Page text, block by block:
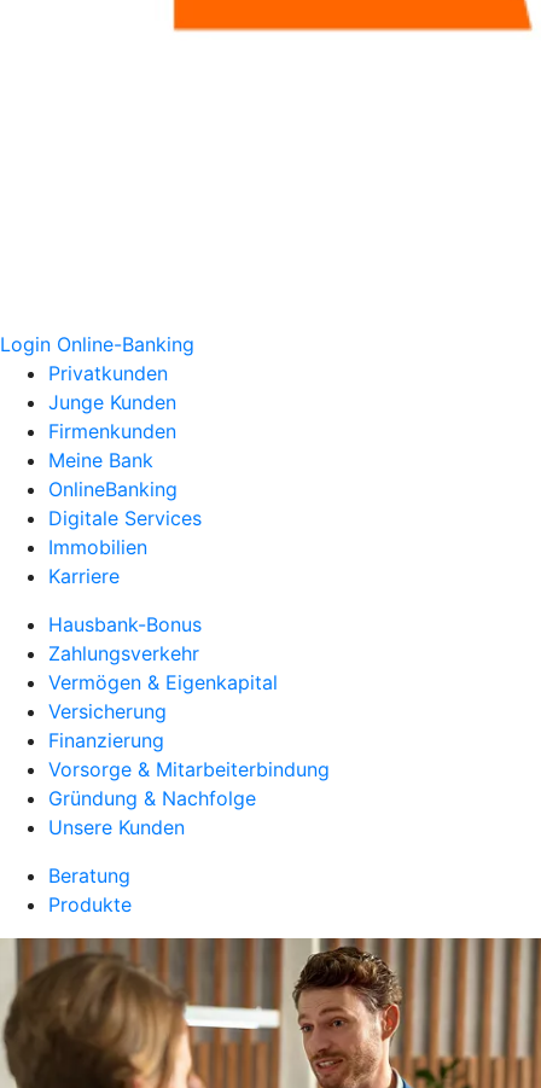
Login Online-Banking
Privatkunden
Junge Kunden
Firmenkunden
Meine Bank
OnlineBanking
Digitale Services
Immobilien
Karriere
Hausbank-Bonus
Zahlungsverkehr
Vermögen & Eigenkapital
Versicherung
Finanzierung
Vorsorge & Mitarbeiterbindung
Gründung & Nachfolge
Unsere Kunden
Beratung
Produkte